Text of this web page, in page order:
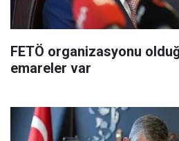
FETÖ organizasyonu
emareler var